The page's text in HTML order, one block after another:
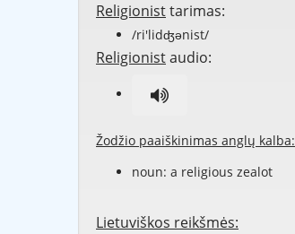
Religionisttarimas:
/ri'lidʤənist/
Religionistaudio:
Žodžio paaiškinimas anglų kalba:
noun: a religious zealot
Lietuviškos reikšmės: